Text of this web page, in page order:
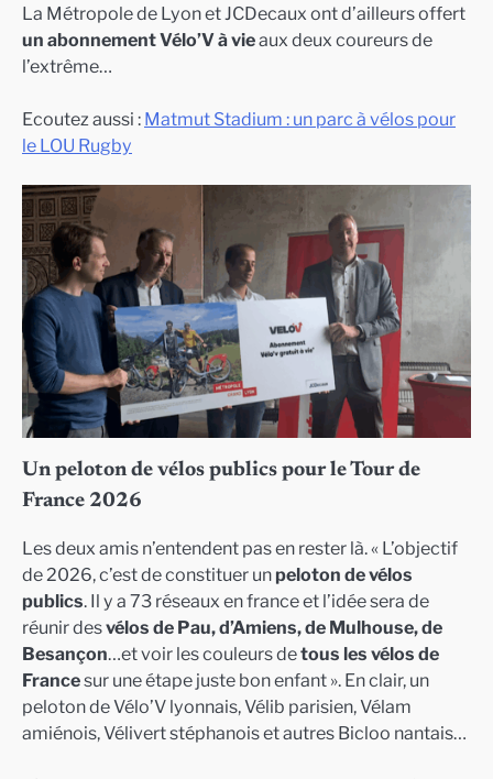
La Métropole de Lyon et JCDecaux ont d’ailleurs offert
un abonnement Vélo’V à vieaux deux coureurs de
l’extrême…
Ecoutez aussi : Matmut Stadium : un parc à vélos pour
le LOU Rugby
Un peloton de vélos publics pour le Tour de
France 2026
Les deux amis n’entendent pas en rester là. « L’objectif
de 2026, c’est de constituer un peloton de vélos
publics. Il y a 73 réseaux en france et l’idée sera de
réunir desvélos de Pau, d’Amiens, de Mulhouse, de
Besançon…et voir les couleurs detous les vélos de
Francesur une étape juste bon enfant ». En clair, un
peloton de Vélo’V lyonnais, Vélib parisien, Vélam
amiénois, Vélivert stéphanois et autres Bicloo nantais…